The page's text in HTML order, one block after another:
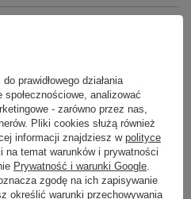
5541
RHAPSODY
0
72
prawidłowego działania
analizować
- zarówno przez nas,
Pliki cookies służą również
informacji znajdziesz w polityce
na temat warunków i prywatności
Prywatność i warunki Google
zgodę na ich zapisywanie
określić warunki przechowywania